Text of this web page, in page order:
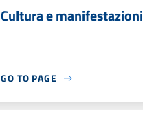
Cultura e manifestazioni
GO TO PAGE